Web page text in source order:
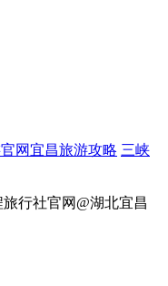
网宜昌旅游攻略 三峡
行社官网@湖北宜昌